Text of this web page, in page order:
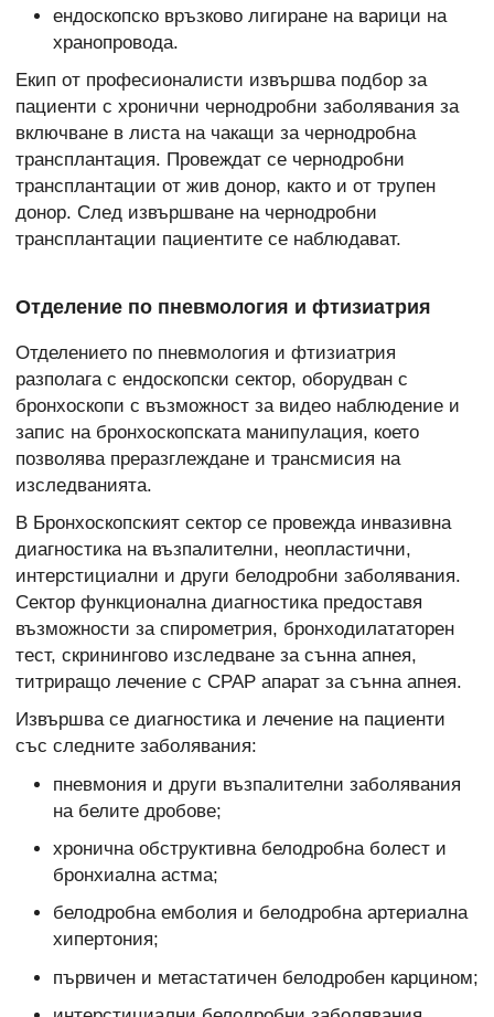
ендоскопско връзково лигиране на варици на
хранопровода.
Екип от професионалисти извършва подбор за
пациенти с хронични чернодробни заболявания за
включване в листа на чакащи за чернодробна
трансплантация. Провеждат се чернодробни
трансплантации от жив донор, както и от трупен
донор. След извършване на чернодробни
трансплантации пациентите се наблюдават.
Отделение по пневмология и фтизиатрия
Отделението по пневмология и фтизиатрия
разполага с ендоскопски сектор, оборудван с
бронхоскопи с възможност за видео наблюдение и
запис на бронхоскопската манипулация, което
позволява преразглеждане и трансмисия на
изследванията.
В Бронхоскопският сектор се провежда инвазивна
диагностика на възпалителни, неопластични,
интерстициални и други белодробни заболявания.
Сектор функционална диагностика предоставя
възможности за спирометрия, бронходилататорен
тест, скринингово изследване за сънна апнея,
титриращо лечение с CPAP апарат за сънна апнея.
Извършва се диагностика и лечение на пациенти
със следните заболявания:
пневмония и други възпалителни заболявания
на белите дробове;
хронична обструктивна белодробна болест и
бронхиална астма;
белодробна емболия и белодробна артериална
хипертония;
първичен и метастатичен белодробен карцином;